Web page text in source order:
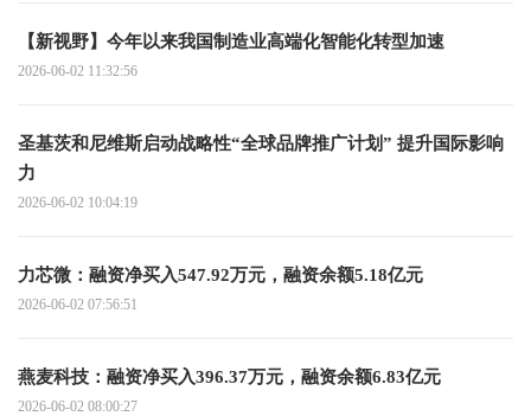
【新视野】今年以来我国制造业高端化智能化转型加速
2026-06-02 11:32:56
圣基茨和尼维斯启动战略性“全球品牌推广计划” 提升国际影响
力
2026-06-02 10:04:19
力芯微：融资净买入547.92万元，融资余额5.18亿元
2026-06-02 07:56:51
燕麦科技：融资净买入396.37万元，融资余额6.83亿元
2026-06-02 08:00:27